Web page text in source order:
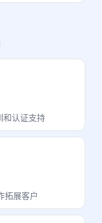
和认证支持
拓展客户